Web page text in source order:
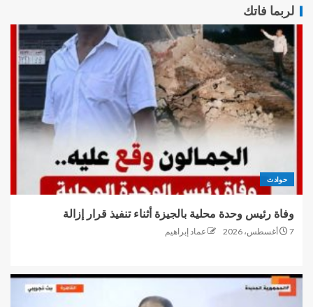
لربما فاتك
حوادث
وفاة رئيس وحدة محلية بالجيزة أثناء تنفيذ قرار إزالة
7 أغسطس، 2026 عماد إبراهيم